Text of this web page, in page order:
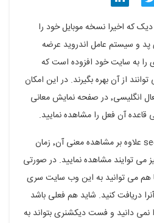
در
گذاری
در
لینکدین
که اخیرا نسخه موبایل خود را
های آی فون٬ آی پد و سیستم عامل اندروید عرضه
جدیدی را به سایت خود افزوده است که
از آن بهره بگیرند. در این امکان
جدید در صورت جستجوی افعال انگلیسی٬ در صفحه نمایش معانی
قاعده آن فعل را مشاهده نمایید.
بطور مثال با جستجوی کلمه see علاوه بر مشاهده معنی آن٬ زمان
توایند مشاهده نمایید. در صورتی
ابزار نیاز دارید٬ شما هم می توانید به این وب سایت سری
دریافت کنید. شاید هم فعلی باشد
نمی دانید و فست دیکشنری بتواند به